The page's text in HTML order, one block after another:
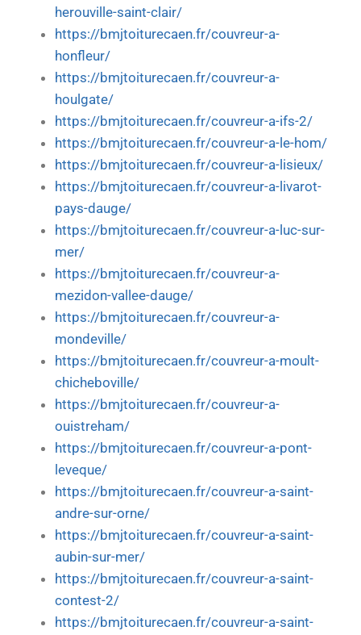
herouville-saint-clair/
https://bmjtoiturecaen.fr/couvreur-a-
honfleur/
https://bmjtoiturecaen.fr/couvreur-a-
houlgate/
https://bmjtoiturecaen.fr/couvreur-a-ifs-2/
https://bmjtoiturecaen.fr/couvreur-a-le-hom/
https://bmjtoiturecaen.fr/couvreur-a-lisieux/
https://bmjtoiturecaen.fr/couvreur-a-livarot-
pays-dauge/
https://bmjtoiturecaen.fr/couvreur-a-luc-sur-
mer/
https://bmjtoiturecaen.fr/couvreur-a-
mezidon-vallee-dauge/
https://bmjtoiturecaen.fr/couvreur-a-
mondeville/
https://bmjtoiturecaen.fr/couvreur-a-moult-
chicheboville/
https://bmjtoiturecaen.fr/couvreur-a-
ouistreham/
https://bmjtoiturecaen.fr/couvreur-a-pont-
leveque/
https://bmjtoiturecaen.fr/couvreur-a-saint-
andre-sur-orne/
https://bmjtoiturecaen.fr/couvreur-a-saint-
aubin-sur-mer/
https://bmjtoiturecaen.fr/couvreur-a-saint-
contest-2/
https://bmjtoiturecaen.fr/couvreur-a-saint-